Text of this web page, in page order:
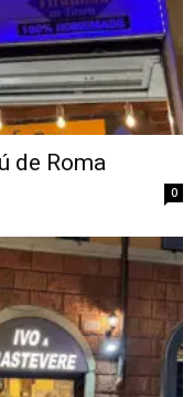
de Roma
0